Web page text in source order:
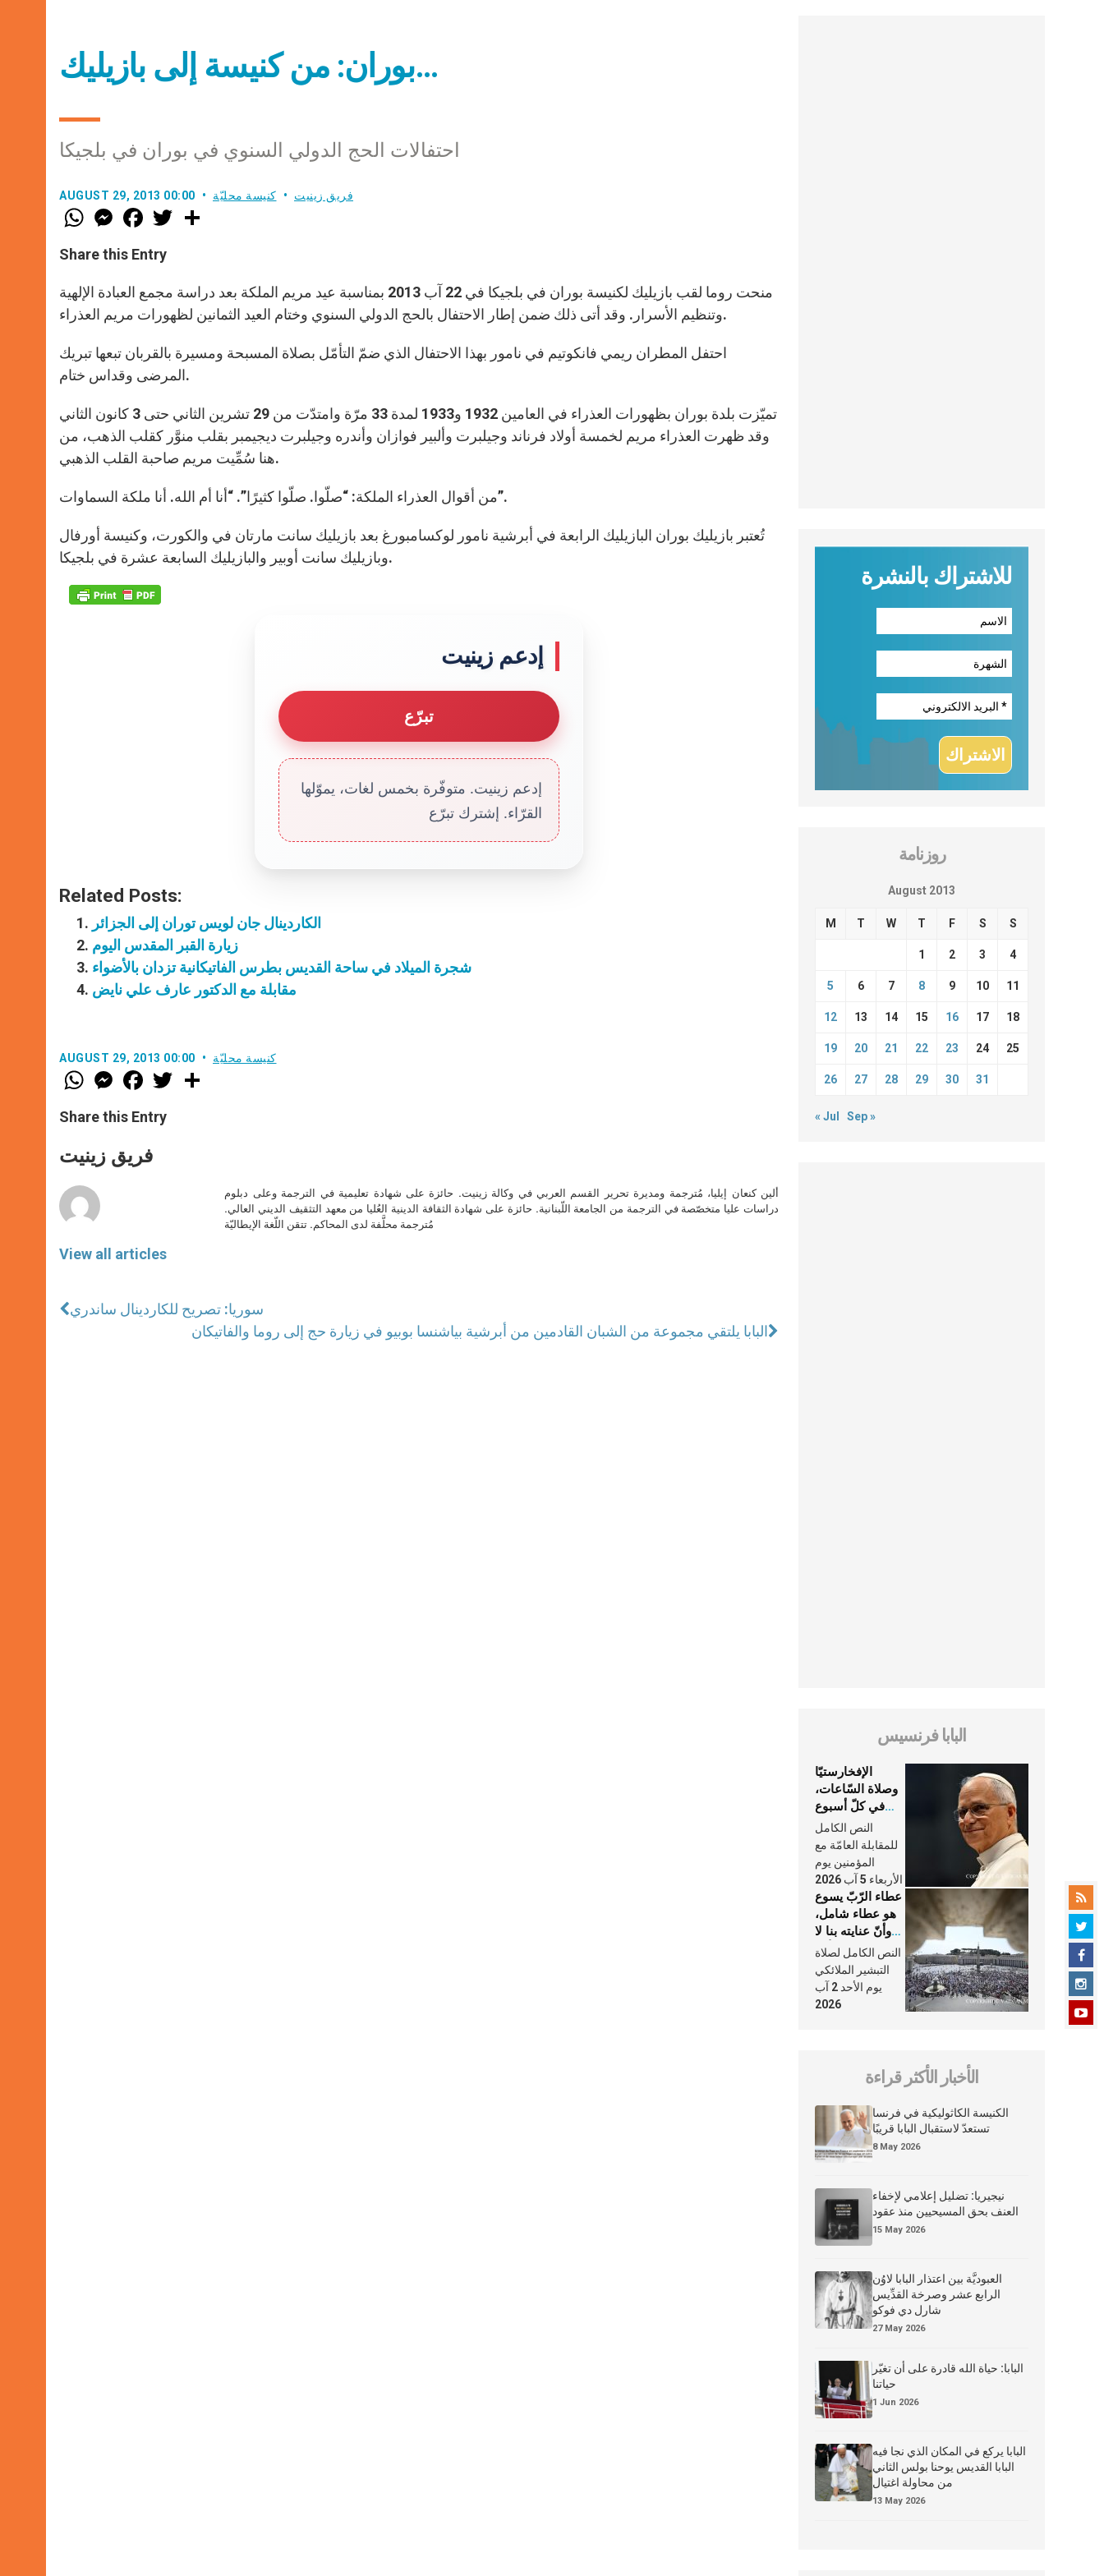
بوران: من كنيسة إلى بازيليك…
احتفالات الحج الدولي السنوي في بوران في بلجيكا
AUGUST 29, 2013 00:00 فريق زينيت كنيسة محليّة
W
h
t
s
p
p
M
e
s
e
g
e
r
F
a
e
b
o
k
w
r
Share this Entry
منحت روما لقب بازيليك لكنيسة بوران في بلجيكا في 22 آب 2013 بمناسبة عيد مريم الملكة بعد دراسة مجمع العبادة الإلهية
وتنظيم الأسرار. وقد أتى ذلك ضمن إطار الاحتفال بالحج الدولي السنوي وختام العيد الثمانين لظهورات مريم العذراء.
احتفل المطران ريمي فانكوتيم في نامور بهذا الاحتفال الذي ضمّ التأمّل بصلاة المسبحة ومسيرة بالقربان تبعها تبريك
المرضى وقداس ختام.
تميّزت بلدة بوران بظهورات العذراء في العامين 1932 و1933 لمدة 33 مرّة وامتدّت من 29 تشرين الثاني حتى 3 كانون الثاني
وقد ظهرت العذراء مريم لخمسة أولاد فرناند وجيلبرت وألبير فوازان وأندره وجيلبرت ديجيمبر بقلب منوَّر كقلب الذهب، من
هنا سُمِّيت مريم صاحبة القلب الذهبي.
من أقوال العذراء الملكة: “صلّوا. صلّوا كثيرًا”. “أنا أم الله. أنا ملكة السماوات”.
تُعتبر بازيليك بوران البازيليك الرابعة في أبرشية نامور لوكسامبورغ بعد بازيليك سانت مارتان في والكورت، وكنيسة أورفال
وبازيليك سانت أوبير والبازيليك السابعة عشرة في بلجيكا.
إدعم زينيت
تبرّع
إدعم زينيت. متوفّرة بخمس لغات، يموّلها
القرّاء. إشترك تبرّع
Related Posts:
الكاردينال جان لويس توران إلى الجزائر
زيارة القبر المقدس اليوم
شجرة الميلاد في ساحة القديس بطرس الفاتيكانية تزدان بالأضواء
مقابلة مع الدكتور عارف علي نايض
AUGUST 29, 2013 00:00 كنيسة محليّة
W
h
t
s
p
p
M
e
s
e
g
e
F
a
e
b
o
k
w
Share this Entry
فريق زينيت
View all articles
ألين كنعان إيليا، مُترجمة ومديرة تحرير القسم العربي في وكالة زينيت. حائزة على شهادة تعليمية في الترجمة وعلى دبلوم
دراسات عليا متخصّصة في الترجمة من الجامعة اللّبنانية. حائزة على شهادة الثقافة الدينية العُليا من معهد التثقيف الديني العالي.
مُترجمة محلَّفة لدى المحاكم. تتقن اللّغة الإيطاليّة
سوريا: تصريح للكاردينال ساندري
البابا يلتقي مجموعة من الشبان القادمين من أبرشية بياشنسا بوبيو في زيارة حج إلى روما والفاتيكان
للاشتراك بالنشرة
روزنامة
August 2013
M T W T F S S
1 2 3 4
5 6 7 8 9 10 11
12 13 14 15 16 17 18
19 20 21 22 23 24 25
26 27 28 29 30 31
« Jul Sep »
البابا فرنسيس
الإفخارستيّا
وصلاة السّاعات،
في كلّ أسبوع
وكلّ يوم، هما
النَّفَس في حياة
الكنيسة
النص الكامل
للمقابلة العامّة مع
المؤمنين يوم
الأربعاء 5 آب 2026
عطاء الرّبّ يسوع
هو عطاء شامل،
وأنّ عنايته بنا لا
تغيب عنّا أبدًا
النص الكامل لصلاة
التبشير الملائكي
يوم الأحد 2 آب
2026
الأخبار الأكثر قراءة
الكنيسة الكاثوليكية في فرنسا
تستعدّ لاستقبال البابا قريبًا
8 May 2026
نيجيريا: تضليل إعلامي لإخفاء
العنف بحق المسيحيين منذ عقود
15 May 2026
العبوديَّة بين اعتذار البابا لاوُن
الرابع عشر وصرخة القدِّيس
شارل دي فوكو
27 May 2026
البابا: حياة الله قادرة على أن تغيّر
حياتنا
1 Jun 2026
البابا يركع في المكان الذي نجا فيه
البابا القديس يوحنا بولس الثاني
من محاولة اغتيال
13 May 2026